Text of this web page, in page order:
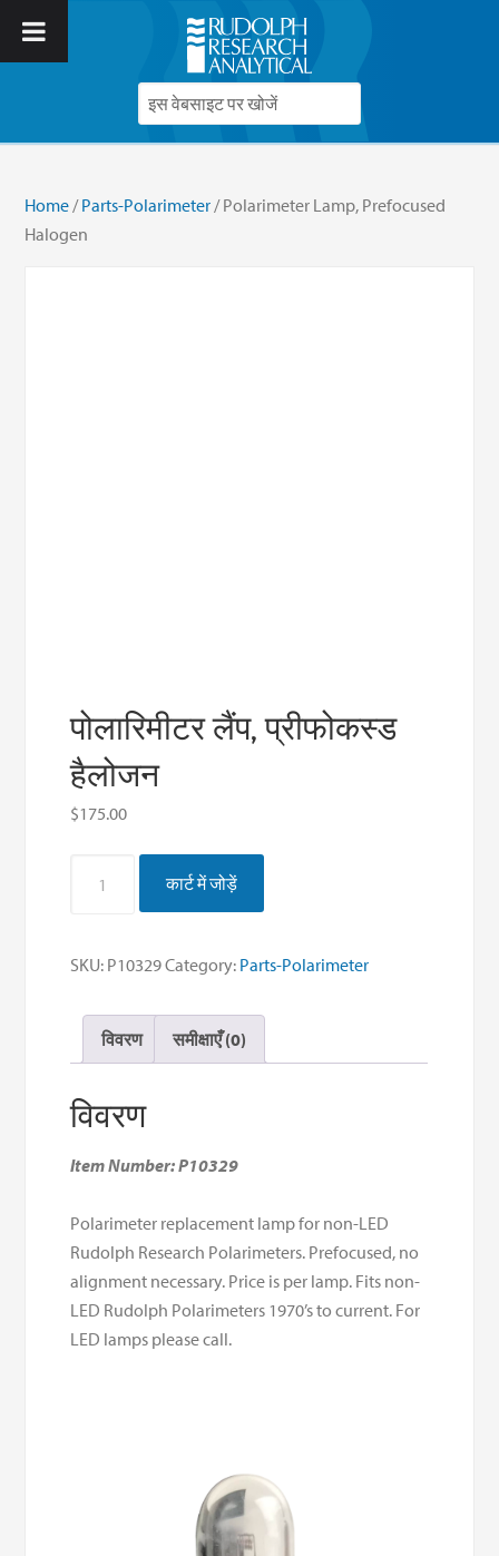
Home /Parts-Polarimeter / Polarimeter Lamp, Prefocused
Halogen
पोलारिमीटर लैंप, प्रीफोकस्ड
हैलोजन
$175.00
हैलोजन
कार्ट में जोड़ें
SKU: P10329Category: Parts-Polarimeter
विवरण समीक्षाएँ (0)
विवरण
Item Number: P10329
Polarimeter replacement lamp for non-LED
Rudolph Research Polarimeters. Prefocused, no
alignment necessary. Price is per lamp. Fits non-
LED Rudolph Polarimeters 1970’s to current. For
LED lamps please call.